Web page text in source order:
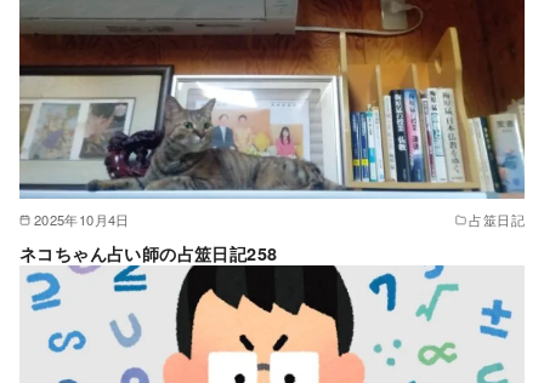
2025年10月4日 占筮日記
ネコちゃん占い師の占筮日記258